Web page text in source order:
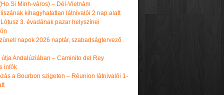
Si Minh-város) – Dél-Vietnám
kihagyhatatlan látnivalói 2 nap alatt
3. évadának pazar helyszínei
napok 2026 naptár, szabadságtervező
útja Andalúziában – Caminito del Rey
infók
a Bourbon szigeten – Réunion látnivalói 1-